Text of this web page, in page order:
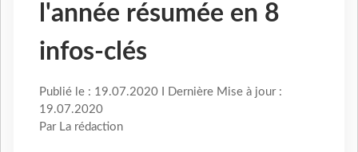
l'année résumée en 8
infos-clés
Publié le : 19.07.2020 I Dernière Mise à jour :
19.07.2020
Par La rédaction